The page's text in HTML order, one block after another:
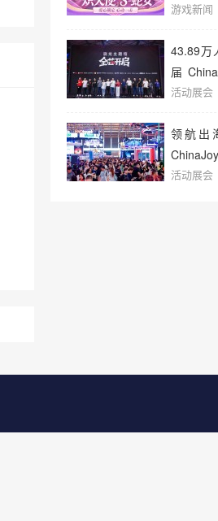
盛宴开启
游戏新闻
43.89万
届
有你，
活动展会
领航出
活动展会